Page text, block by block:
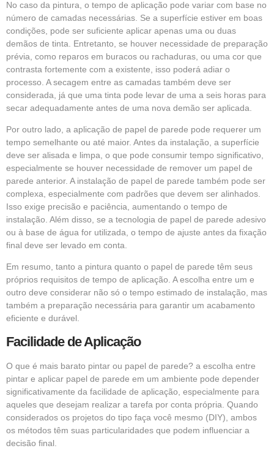
No caso da pintura, o tempo de aplicação pode variar com base no
número de camadas necessárias. Se a superfície estiver em boas
condições, pode ser suficiente aplicar apenas uma ou duas
demãos de tinta. Entretanto, se houver necessidade de preparação
prévia, como reparos em buracos ou rachaduras, ou uma cor que
contrasta fortemente com a existente, isso poderá adiar o
processo. A secagem entre as camadas também deve ser
considerada, já que uma tinta pode levar de uma a seis horas para
secar adequadamente antes de uma nova demão ser aplicada.
Por outro lado, a aplicação de papel de parede pode requerer um
tempo semelhante ou até maior. Antes da instalação, a superfície
deve ser alisada e limpa, o que pode consumir tempo significativo,
especialmente se houver necessidade de remover um papel de
parede anterior. A instalação de papel de parede também pode ser
complexa, especialmente com padrões que devem ser alinhados.
Isso exige precisão e paciência, aumentando o tempo de
instalação. Além disso, se a tecnologia de papel de parede adesivo
ou à base de água for utilizada, o tempo de ajuste antes da fixação
final deve ser levado em conta.
Em resumo, tanto a pintura quanto o papel de parede têm seus
próprios requisitos de tempo de aplicação. A escolha entre um e
outro deve considerar não só o tempo estimado de instalação, mas
também a preparação necessária para garantir um acabamento
eficiente e durável.
Facilidade de Aplicação
O que é mais barato pintar ou papel de parede? a escolha entre
pintar e aplicar papel de parede em um ambiente pode depender
significativamente da facilidade de aplicação, especialmente para
aqueles que desejam realizar a tarefa por conta própria. Quando
considerados os projetos do tipo faça você mesmo (DIY), ambos
os métodos têm suas particularidades que podem influenciar a
decisão final.